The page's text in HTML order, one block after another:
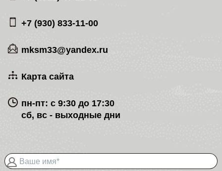
+7 (930) 833-11-00
mksm33@yandex.ru
Карта сайта
пн-пт: с 9:30 до 17:30
сб, вс - выходные дни
Ваше имя*